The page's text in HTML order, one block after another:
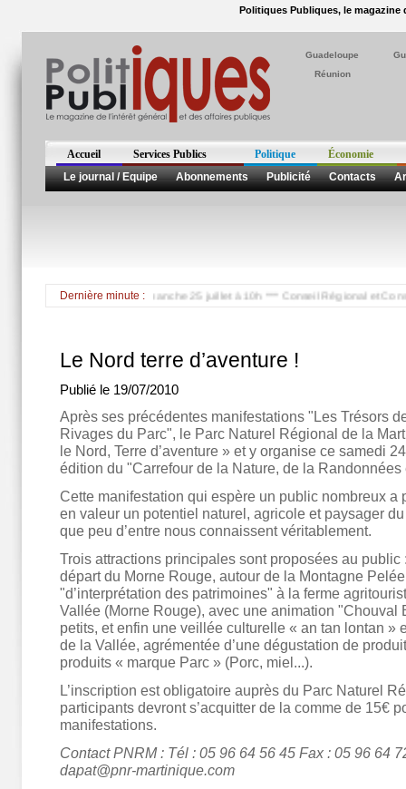
Politiques Publiques, le magazine
Guadeloupe
Réunion
Accueil Services Publics Politique
Économie
Le journal / Equipe
Abonnements Publicité Contacts
Dernière minute :
scooter des mers le dimanche 25 juillet à 10h *** Conseil Régional et
Le Nord terre d’aventure !
Publié le 19/07/2010
Après ses précédentes manifestations "Les Trésors
Rivages du Parc", le Parc Naturel Régional de la
le Nord, Terre d’aventure » et y organise ce samedi
édition du "Carrefour de la Nature, de la Randonnées
Cette manifestation qui espère un public nombreux a
en valeur un potentiel naturel, agricole et paysager
que peu d’entre nous connaissent véritablement.
Trois attractions principales sont proposées au public
départ du Morne Rouge, autour de la Montagne
"d’interprétation des patrimoines" à la ferme
Vallée (Morne Rouge), avec une animation "Chouval
petits, et enfin une veillée culturelle « an tan lontan »
de la Vallée, agrémentée d’une dégustation de
produits « marque Parc » (Porc, miel...).
L’inscription est obligatoire auprès du Parc Naturel
participants devront s’acquitter de la comme de 15€
manifestations.
Contact PNRM : Tél : 05 96 64 56 45 Fax : 05 96 64
dapat@pnr-martinique.com